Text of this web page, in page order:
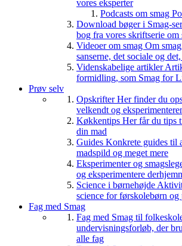
vores eksperter
Podcasts om smag
Download bøger i Smag-
bog fra vores skriftserie om
Videoer om smag Om
sanserne, det sociale og
Videnskabelige artikler
formidling, som Smag for
Prøv selv
OpskrifterHer finder du
velkendt og
Køkkentips Her får du tips
din mad
Guides Konkrete guides til
madspild og meget mere
Eksperimenter og
og eksperimentere
Science i børnehøjde
science for førskolebørn
Fag med Smag
Fag med Smag til
undervisningsforløb, der
alle fag